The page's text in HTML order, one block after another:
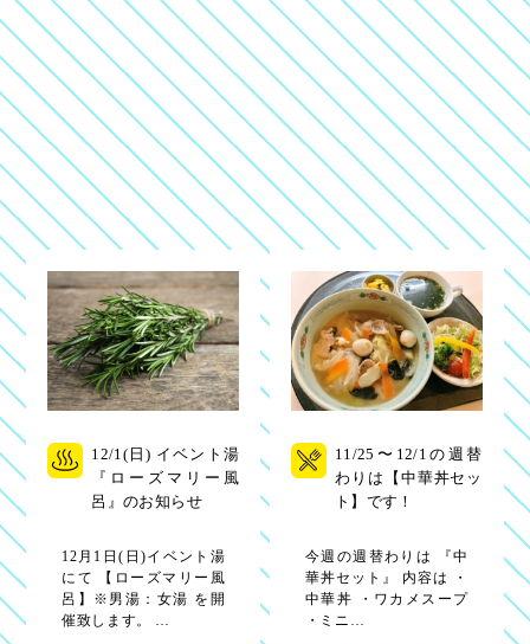
12/1(日) イベント湯
『ローズマリー風
呂』のお知らせ
12月1日(日)イベント湯
にて 【ローズマリー風
呂】※男湯：女湯 を開
催致します。 …
11/25〜12/1の週替
わりは【中華丼セッ
ト】です！
今週の週替わりは 『中
華丼セット』 内容は ・
中華丼 ・ワカメスープ
・ミニ…